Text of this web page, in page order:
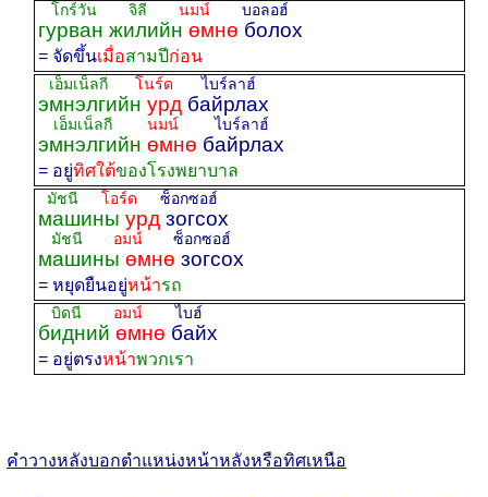
гурван жилийн өмнө болох
โกร์วัน จิลี นมน์ บอลอฮ์
= จัดขึ้นเมื่อสามปีก่อน
эмнэлгийн урдбайрлах
เอ็มเน็ลกี โนร์ด ไบร์ลาฮ์
эмнэлгийн өмнө байрлах
เอ็มเน็ลกี นมน์ไบร์ลาฮ์
= อยู่ทิศใต้ของโรงพยาบาล
машины урдзогсох
มัชนี โอร์ด ซ็อกซอฮ์
машины өмнө зогсох
มัชนี อมน์ซ็อกซอฮ์
= หยุดยืนอยู่หน้ารถ
бидний өмнө байх
บิดนี อมน์ ไบฮ์
= อยู่ตรงหน้าพวกเรา
คำวางหลังบอกตำแหน่งหน้าหลังหรือทิศเหนือ